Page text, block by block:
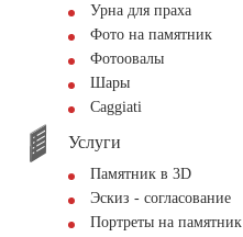
Урна для праха
Фото на памятник
Фотоовалы
Шары
Сaggiati
Услуги
Памятник в 3D
Эскиз - согласование
Портреты на памятник